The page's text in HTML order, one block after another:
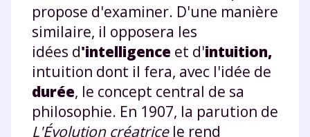
propose d'examiner. D'une manière
similaire, il opposera les
idées d'intelligence et d'intuition,
intuition dont il fera, avec l'idée de
durée, le concept central de sa
philosophie. En 1907, la parution de
L'Évolution créatricele rend